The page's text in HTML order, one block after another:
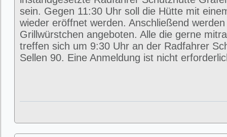
sein. Gegen 11:30 Uhr soll die Hütte mit
wieder eröffnet werden. Anschließend
Grillwürstchen angeboten. Alle die gerne
treffen sich um 9:30 Uhr an der Radfahrer
Sellen 90. Eine Anmeldung ist nicht